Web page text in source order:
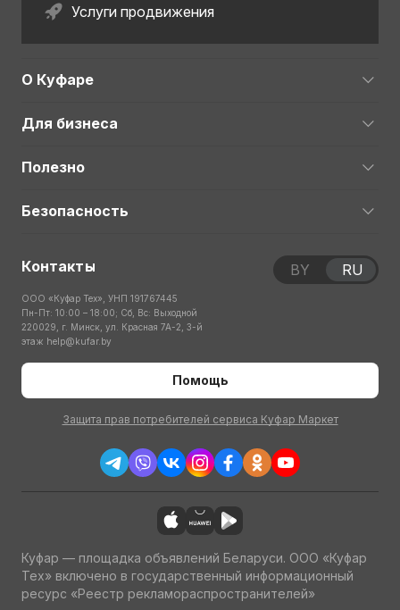
Услуги продвижения
О Куфаре
Для бизнеса
Полезно
Безопасность
Контакты
ООО «Куфар Тех», УНП 191767445
Пн-Пт: 10:00 – 18:00; Сб, Вс: Выходной
220029, г. Минск, ул. Красная 7А-2, 3-й
этаж help@kufar.by
Помощь
Защита прав потребителей сервиса Куфар Маркет
BY RU
Куфар — площадка объявлений Беларуси. ООО «Куфар
Тех» включено в государственный информационный
ресурс «Реестр рекламораспространителей»